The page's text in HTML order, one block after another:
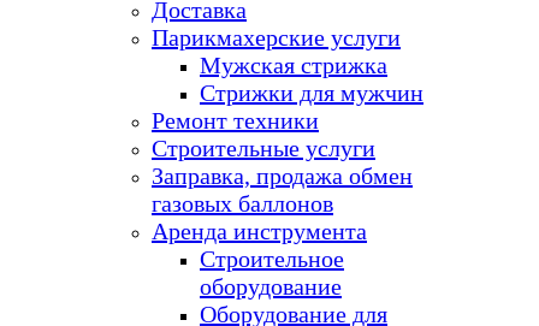
Доставка
Парикмахерские услуги
Мужская стрижка
Стрижки для мужчин
Ремонт техники
Строительные услуги
Заправка, продажа обмен
газовых баллонов
Аренда инструмента
Строительное
оборудование
Оборудование для